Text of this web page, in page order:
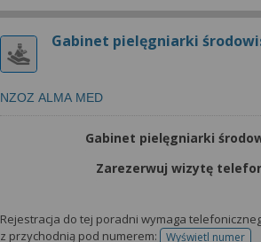
Gabinet pielęgniarki
NZOZ ALMA MED
Gabinet pielęgniarki
Zarezerwuj wizytę
Rejestracja do tej poradni wymaga
z przychodnią pod numerem:
Wyświetl numer